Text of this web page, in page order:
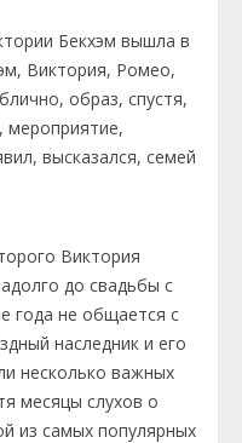
Виктория
до свадьбы с
года не общается с
наследник и его
несколько важных
месяцы слухов о
из самых популярных